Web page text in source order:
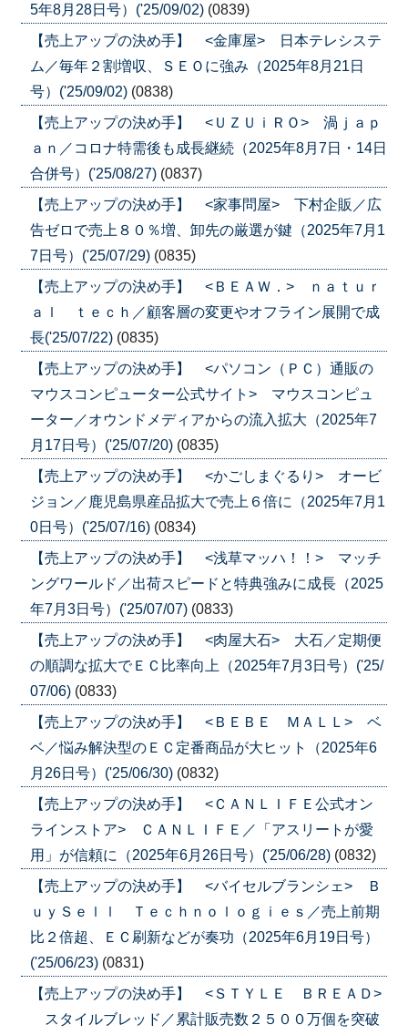
5年8月28日号）('25/09/02) (0839)
【売上アップの決め手】 <金庫屋> 日本テレシステ
ム／毎年２割増収、ＳＥＯに強み（2025年8月21日
号）('25/09/02) (0838)
【売上アップの決め手】 <ＵＺＵｉＲＯ> 渦ｊａｐ
ａｎ／コロナ特需後も成長継続（2025年8月7日・14日
合併号）('25/08/27) (0837)
【売上アップの決め手】 <家事問屋> 下村企販／広
告ゼロで売上８０％増、卸先の厳選が鍵（2025年7月1
7日号）('25/07/29) (0835)
【売上アップの決め手】 <ＢＥＡＷ．> ｎａｔｕｒ
ａｌ ｔｅｃｈ／顧客層の変更やオフライン展開で成
長('25/07/22) (0835)
【売上アップの決め手】 <パソコン（ＰＣ）通販の
マウスコンピューター公式サイト> マウスコンピュ
ーター／オウンドメディアからの流入拡大（2025年7
月17日号）('25/07/20) (0835)
【売上アップの決め手】 <かごしまぐるり> オービ
ジョン／鹿児島県産品拡大で売上６倍に（2025年7月1
0日号）('25/07/16) (0834)
【売上アップの決め手】 <浅草マッハ！！> マッチ
ングワールド／出荷スピードと特典強みに成長（2025
年7月3日号）('25/07/07) (0833)
【売上アップの決め手】 <肉屋大石> 大石／定期便
の順調な拡大でＥＣ比率向上（2025年7月3日号）('25/
07/06) (0833)
【売上アップの決め手】 <ＢＥＢＥ ＭＡＬＬ> ベ
ベ／悩み解決型のＥＣ定番商品が大ヒット（2025年6
月26日号）('25/06/30) (0832)
【売上アップの決め手】 <ＣＡＮＬＩＦＥ公式オン
ラインストア> ＣＡＮＬＩＦＥ／「アスリートが愛
用」が信頼に（2025年6月26日号）('25/06/28) (0832)
【売上アップの決め手】 <バイセルブランシェ> Ｂ
ｕｙＳｅｌｌ Ｔｅｃｈｎｏｌｏｇｉｅｓ／売上前期
比２倍超、ＥＣ刷新などが奏功（2025年6月19日号）
('25/06/23) (0831)
【売上アップの決め手】 <ＳＴＹＬＥ ＢＲＥＡＤ>
スタイルブレッド／累計販売数２５００万個を突破